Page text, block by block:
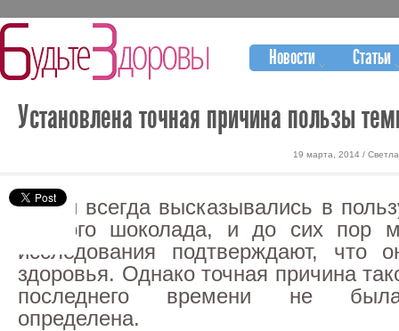
Новости Статьи
Установлена точная причина пользы
19 марта, 2014 /
Врачи всегда высказывались в
темного шоколада, и до сих пор
исследования подтверждают, что
здоровья. Однако точная причина
последнего времени не
определена.